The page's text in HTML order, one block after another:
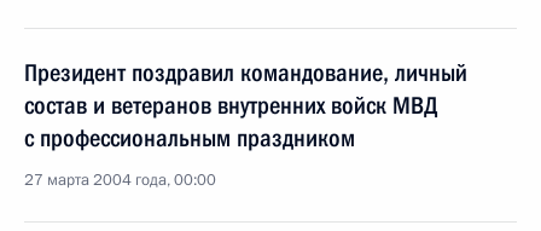
Президент поздравил командование, личный
состав и ветеранов внутренних войск МВД
с профессиональным праздником
27 марта 2004 года, 00:00